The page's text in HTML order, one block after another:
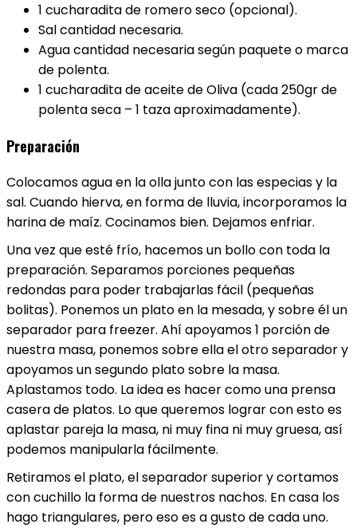
1 cucharadita de romero seco (opcional).
Sal cantidad necesaria.
Agua cantidad necesaria según paquete o marca
de polenta.
1 cucharadita de aceite de Oliva (cada 250gr de
polenta seca – 1 taza aproximadamente).
Preparación
Colocamos agua en la olla junto con las especias y la
sal. Cuando hierva, en forma de lluvia, incorporamos la
harina de maíz. Cocinamos bien. Dejamos enfriar.
Una vez que esté frío, hacemos un bollo con toda la
preparación. Separamos porciones pequeñas
redondas para poder trabajarlas fácil (pequeñas
bolitas). Ponemos un plato en la mesada, y sobre él un
separador para freezer. Ahí apoyamos 1 porción de
nuestra masa, ponemos sobre ella el otro separador y
apoyamos un segundo plato sobre la masa.
Aplastamos todo. La idea es hacer como una prensa
casera de platos. Lo que queremos lograr con esto es
aplastar pareja la masa, ni muy fina ni muy gruesa, así
podemos manipularla fácilmente.
Retiramos el plato, el separador superior y cortamos
con cuchillo la forma de nuestros nachos. En casa los
hago triangulares, pero eso es a gusto de cada uno.